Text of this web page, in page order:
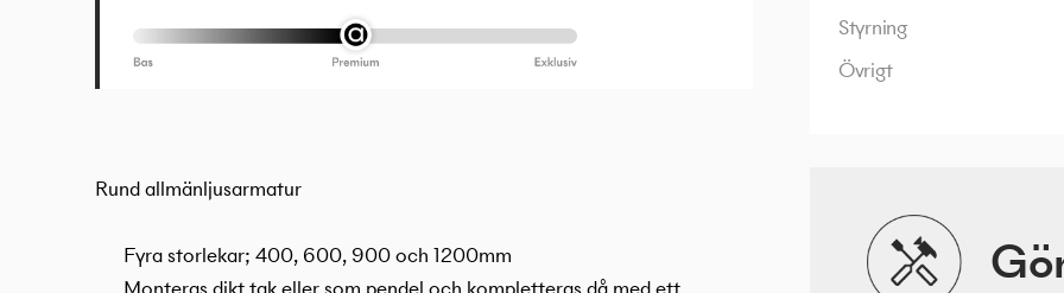
Rund allmänljusarmatur
Fyra storlekar; 400, 600, 900 och 1200mm
Styrning
Övrigt